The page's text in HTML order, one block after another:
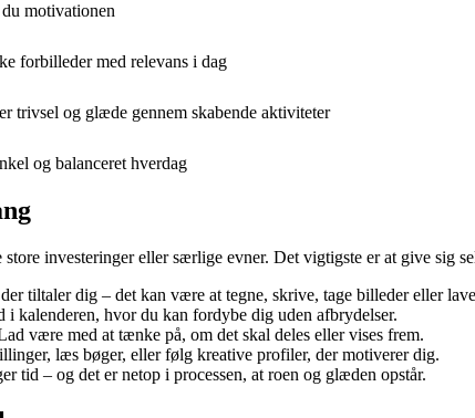
motivationen
forbilleder med relevans i dag
trivsel og glæde gennem skabende aktiviteter
og balanceret hverdag
investeringer eller særlige evner. Det vigtigste er at give sig
tiltaler dig – det kan være at tegne, skrive, tage billeder eller
i kalenderen, hvor du kan fordybe dig uden afbrydelser.
være med at tænke på, om det skal deles eller vises frem.
læs bøger, eller følg kreative profiler, der motiverer dig.
tid – og det er netop i processen, at roen og glæden opstår.